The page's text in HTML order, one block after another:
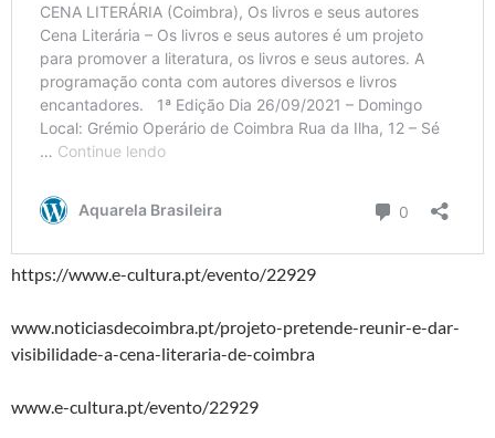
https://www.e-cultura.pt/evento/22929
www.noticiasdecoimbra.pt/projeto-pretende-reunir-e-dar-
visibilidade-a-cena-literaria-de-coimbra
www.e-cultura.pt/evento/22929